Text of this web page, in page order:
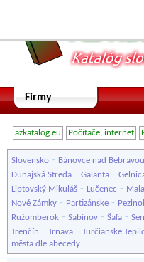
Firmy
azkatalog.eu Počítače, internet
Slovensko - Bánovce nad Bebravou
Dunajská Streda - Galanta -
Liptovský Mikuláš - Lučenec -
Nové Zámky - Partizánske -
Ružomberok - Sabinov - Šaľa -
Trenčín - Trnava - Turčianske
města dle abecedy